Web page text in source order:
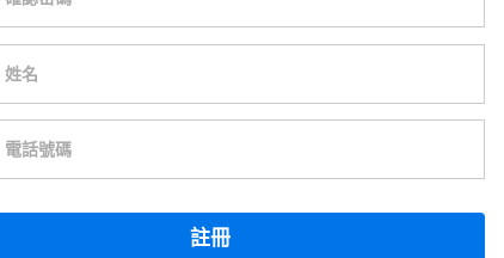
姓名
電話號碼
註冊